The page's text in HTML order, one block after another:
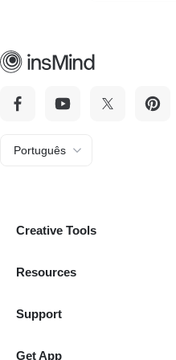
Português
Creative Tools
Resources
Support
Get App